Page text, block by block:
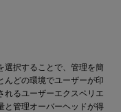
選択することで、管理を簡
んどの環境でユーザーが印
れるユーザーエクスペリエ
と管理オーバーヘッドが得